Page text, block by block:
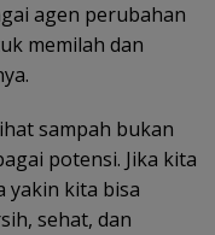
agen perubahan
memilah dan
sampah bukan
potensi. Jika kita
yakin kita bisa
sehat, dan